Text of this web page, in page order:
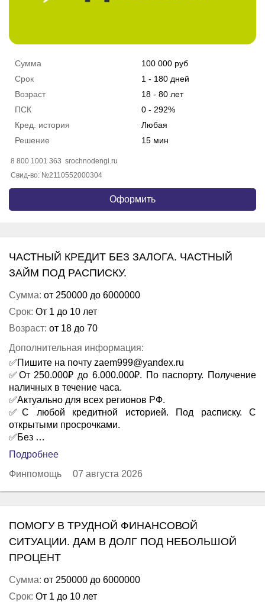
Сумма
100 000 руб
Срок
3 - 180 дней
Возраст
18 - 80 лет
ПСК
0 - 292%
Кред. история
Любая
Решение
1 мин
8 800 700 43 44
bistrodengi.ru
Свид-во: №2110573000002
Оформить
ЧАСТНЫЙ КРЕДИТ БЕЗ ЗАЛОГА. ЧАСТНЫЙ
ЗАЙМ ПОД РАСПИСКУ.
Сумма: от 250000 до 6000000
Срок: От 1 до 10 лет
Возраст: от 18 до 70
Дополнительная информация:
✅Пишите на почту zaem999@yandex.ru
✅От 250.000₽ до 6.000.000₽. По паспорту. Получение
наличных в течение часа.
✅Актуально для всех регионов РФ.
✅С любой кредитной историей. Под расписку. С
открытыми просрочками.
✅Без …
Подробнее
Финпомощь
07 августа 2026
ПОМОГУ В ТРУДНОЙ ФИНАНСОВОЙ
СИТУАЦИИ. ДАМ В ДОЛГ ПОД НЕБОЛЬШОЙ
ПРОЦЕНТ
Сумма: от 250000 до 6000000
Срок: От 1 до 10 лет